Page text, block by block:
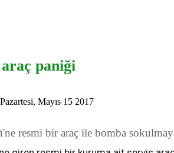
paniği
Mayıs 15 2017
resmi bir araç ile bomba sokulmaya